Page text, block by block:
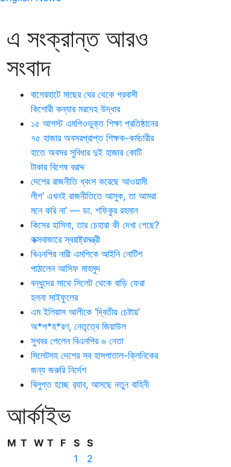
এ সংক্রান্ত আরও
সংবাদ
বাগেরহাটে মাছের ঘের থেকে প্রবাসী
কিশোরী কন্যার মরদেহ উদ্ধার
১৫ আগস্ট এমপিওভুক্ত শিক্ষা প্রতিষ্ঠানের
৭৫ হাজার অবসরপ্রাপ্ত শিক্ষক-কর্মচারীর
হাতে অবসর সুবিধার দুই হাজার কোটি
টাকার বিশেষ বরাদ্দ
দেশের রাজনীতি ধ্বংস করেছে আওয়ামী
লীগ’ এখনই রাজনীতিতে আসুক, তা আমরা
মনে করি না’ — ডা. শফিকুর রহমান
কিসের হাসিনা, তার চেহারা কী দেখা গেছে?
কক্সবাজারে স্বরাষ্ট্রমন্ত্রী
বিএনপির নারী এমপিকে আইনি নোটিশ
পাঠালেন আসিফ মাহমুদ
বন্ধুদের সাথে সিলেট থেকে বাড়ি ফেরা
হলনা সাইফুলের
এম ইলিয়াস আলীকে ‘দ্বিতীয় চেষ্টায়’
অ*প*হ*রণ, নেতৃত্বে জিয়াউল
সুখবর পেলেন বিএনপির ৬ নেতা
সিলেটসহ দেশের সব হাসপাতাল-ক্লিনিকের
জন্য জরুরি নির্দেশ
বিলুপ্ত হচ্ছে র‍্যাব, আসছে নতুন বাহিনী
আর্কাইভ
M T W T F S S
1
2